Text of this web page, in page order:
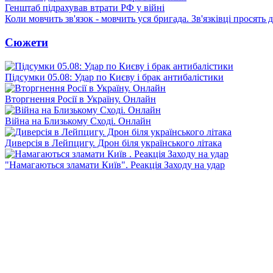
Генштаб підрахував втрати РФ у війні
Коли мовчить зв'язок - мовчить уся бригада. Зв'язківці просять
Сюжети
Підсумки 05.08: Удар по Києву і брак антибалістики
Вторгнення Росії в Україну. Онлайн
Війна на Близькому Сході. Онлайн
Диверсія в Лейпцигу. Дрон біля українського літака
"Намагаються зламати Київ". Реакція Заходу на удар